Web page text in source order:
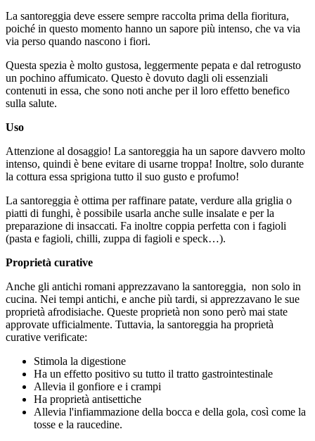
La santoreggia deve essere sempre raccolta prima della fioritura,
poiché in questo momento hanno un sapore più intenso, che va via
via perso quando nascono i fiori.
Questa spezia è molto gustosa, leggermente pepata e dal retrogusto
un pochino affumicato. Questo è dovuto dagli oli essenziali
contenuti in essa, che sono noti anche per il loro effetto benefico
sulla salute.
Uso
Attenzione al dosaggio! La santoreggia ha un sapore davvero molto
intenso, quindi è bene evitare di usarne troppa! Inoltre, solo durante
la cottura essa sprigiona tutto il suo gusto e profumo!
La santoreggia è ottima per raffinare patate, verdure alla griglia o
piatti di funghi, è possibile usarla anche sulle insalate e per la
preparazione di insaccati. Fa inoltre coppia perfetta con i fagioli
(pasta e fagioli, chilli, zuppa di fagioli e speck…).
Proprietà curative
Anche gli antichi romani apprezzavano la santoreggia, non solo in
cucina. Nei tempi antichi, e anche più tardi, si apprezzavano le sue
proprietà afrodisiache. Queste proprietà non sono però mai state
approvate ufficialmente. Tuttavia, la santoreggia ha proprietà
curative verificate:
Stimola la digestione
Ha un effetto positivo su tutto il tratto gastrointestinale
Allevia il gonfiore e i crampi
Ha proprietà antisettiche
Allevia l'infiammazione della bocca e della gola, così come la
tosse e la raucedine.